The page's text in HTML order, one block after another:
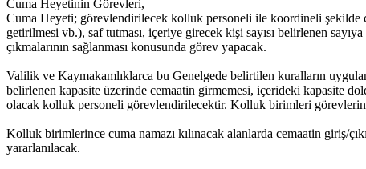
Cuma Heyetinin Görevleri,
Cuma Heyeti; görevlendirilecek kolluk personeli ile koordineli şekilde
getirilmesi vb.), saf tutması, içeriye girecek kişi sayısı belirlenen
çıkmalarının sağlanması konusunda görev yapacak.
Valilik ve Kaymakamlıklarca bu Genelgede belirtilen kuralların
belirlenen kapasite üzerinde cemaatin girmemesi, içerideki kapasite
olacak kolluk personeli görevlendirilecektir. Kolluk birimleri
Kolluk birimlerince cuma namazı kılınacak alanlarda cemaatin giriş/
yararlanılacak.